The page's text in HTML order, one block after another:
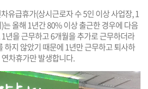
유급휴가(상시근로자 수 5인 이상 사업장, 1
는 올해 1년간 80% 이상 출근한 경우에 다음
년을 근무하고 6개월을 추가로 근무하더라
하지 않았기 때문에 1년만 근무하고 퇴사하
차휴가만 발생합니다.